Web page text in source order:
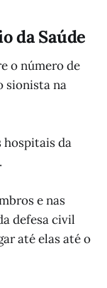
da Saúde
o número de
sionista na
hospitais da
e nas
defesa civil
até elas até o